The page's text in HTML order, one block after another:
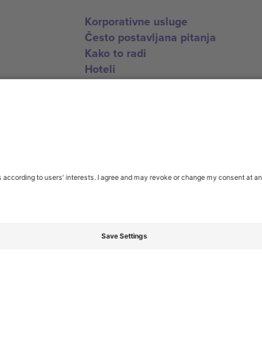
Korporativne usluge
Često postavljana pitanja
Kako to radi
Hoteli
World Cup centar